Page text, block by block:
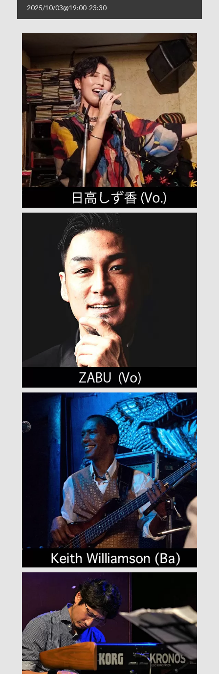
2025/10/03@19:00-23:30